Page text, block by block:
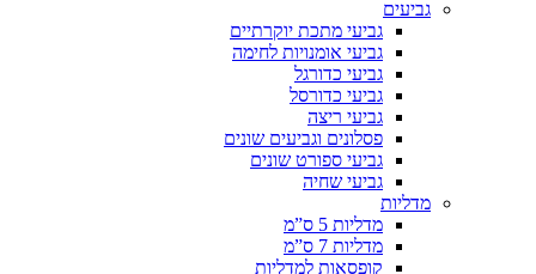
גביעים
גביעי מתכת יוקרתיים
גביעי אומנויות לחימה
גביעי כדורגל
גביעי כדורסל
גביעי ריצה
פסלונים וגביעים שונים
גביעי ספורט שונים
גביעי שחיה
מדליות
מדליות 5 ס”מ
מדליות 7 ס”מ
קופסאות למדליות